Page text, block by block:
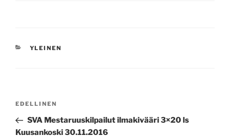
KATEGORIAT
YLEINEN
Edellinen
artikkeli
EDELLINEN
SVA Mestaruuskilpailut ilmakivääri 3×20 ls
Kuusankoski 30.11.2016